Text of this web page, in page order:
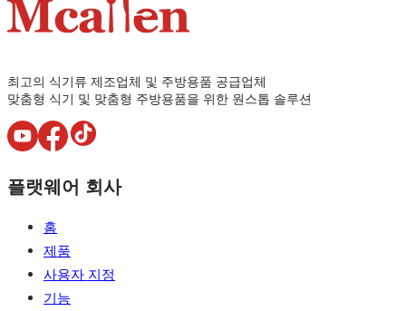
최고의 식기류 제조업체 및 주방용품 공급업체
맞춤형 식기 및 맞춤형 주방용품을 위한 원스톱 솔루션
플랫웨어 회사
홈
제품
사용자 지정
기능